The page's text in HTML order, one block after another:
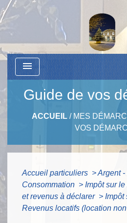
menu
Guide de vos
ACCUEIL/ MES
VOS
Accueil particuliers >Argent -
Consommation > Impôt sur
et revenus à déclarer > Impôt
Revenus locatifs (location